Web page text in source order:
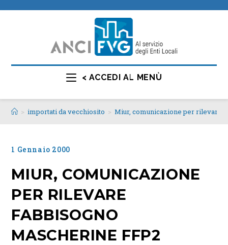
< ACCEDI AL MENÙ
> importati da vecchiosito > Miur, comunicazione per rilevare
1 Gennaio 2000
MIUR, COMUNICAZIONE
PER RILEVARE
FABBISOGNO
MASCHERINE FFP2